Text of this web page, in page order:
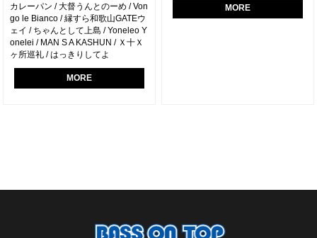
カレーパン / 大督うんとのーめ / Von
go le Bianco / 縁すら和歌山GATEウ
ェイ / ちゃんとして上島 / Yoneleo Y
onelei / MAN S A KASHUN / Ｘ十Ｘ
ヶ所巡礼 / はっきりしてよ
MORE
MORE